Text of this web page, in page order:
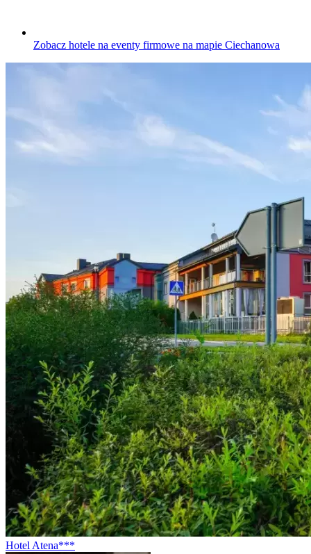
Zobacz hotele na eventy firmowe na mapie Ciechanowa
Hotel Atena***